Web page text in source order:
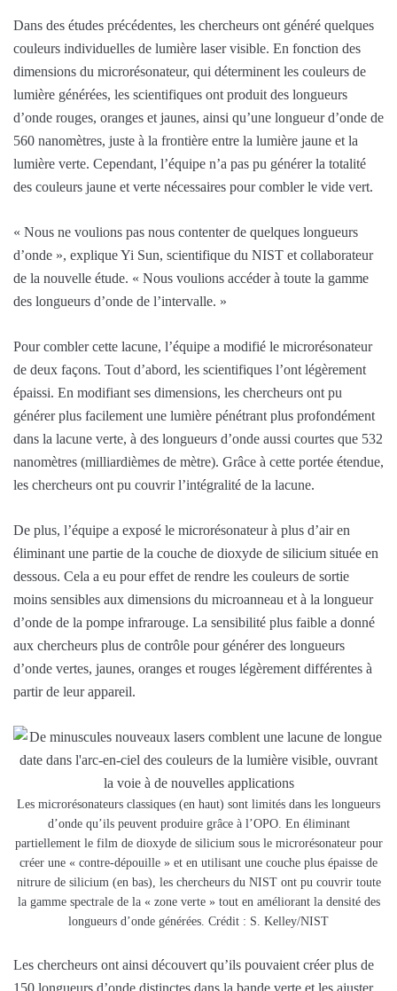
Dans des études précédentes, les chercheurs ont généré quelques
couleurs individuelles de lumière laser visible. En fonction des
dimensions du microrésonateur, qui déterminent les couleurs de
lumière générées, les scientifiques ont produit des longueurs
d’onde rouges, oranges et jaunes, ainsi qu’une longueur d’onde de
560 nanomètres, juste à la frontière entre la lumière jaune et la
lumière verte. Cependant, l’équipe n’a pas pu générer la totalité
des couleurs jaune et verte nécessaires pour combler le vide vert.
« Nous ne voulions pas nous contenter de quelques longueurs
d’onde », explique Yi Sun, scientifique du NIST et collaborateur
de la nouvelle étude. « Nous voulions accéder à toute la gamme
des longueurs d’onde de l’intervalle. »
Pour combler cette lacune, l’équipe a modifié le microrésonateur
de deux façons. Tout d’abord, les scientifiques l’ont légèrement
épaissi. En modifiant ses dimensions, les chercheurs ont pu
générer plus facilement une lumière pénétrant plus profondément
dans la lacune verte, à des longueurs d’onde aussi courtes que 532
nanomètres (milliardièmes de mètre). Grâce à cette portée étendue,
les chercheurs ont pu couvrir l’intégralité de la lacune.
De plus, l’équipe a exposé le microrésonateur à plus d’air en
éliminant une partie de la couche de dioxyde de silicium située en
dessous. Cela a eu pour effet de rendre les couleurs de sortie
moins sensibles aux dimensions du microanneau et à la longueur
d’onde de la pompe infrarouge. La sensibilité plus faible a donné
aux chercheurs plus de contrôle pour générer des longueurs
d’onde vertes, jaunes, oranges et rouges légèrement différentes à
partir de leur appareil.
Les microrésonateurs classiques (en haut) sont limités dans les longueurs
d’onde qu’ils peuvent produire grâce à l’OPO. En éliminant
partiellement le film de dioxyde de silicium sous le microrésonateur pour
créer une « contre-dépouille » et en utilisant une couche plus épaisse de
nitrure de silicium (en bas), les chercheurs du NIST ont pu couvrir toute
la gamme spectrale de la « zone verte » tout en améliorant la densité des
longueurs d’onde générées. Crédit : S. Kelley/NIST
Les chercheurs ont ainsi découvert qu’ils pouvaient créer plus de
150 longueurs d’onde distinctes dans la bande verte et les ajuster